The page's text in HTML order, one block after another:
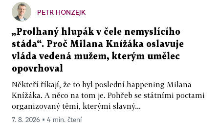
PETR HONZEJK
„Prolhaný hlupák v čele nemyslícího
stáda“. Proč Milana Knížáka oslavuje
vláda vedená mužem, kterým umělec
opovrhoval
Někteří říkají, že to byl poslední happening Milana
Knížáka. A něco na tom je. Pohřeb se státními poctami
organizovaný těmi, kterými slavný...
7. 8. 2026 ▪ 4 min. čtení